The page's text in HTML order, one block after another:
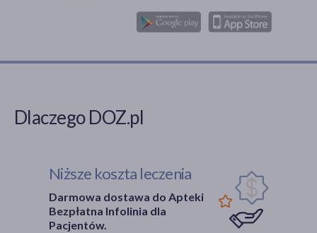
Dlaczego DOZ.pl
Niższe koszta leczenia
Darmowa dostawa do Apteki
Bezpłatna Infolinia dla
Pacjentów.